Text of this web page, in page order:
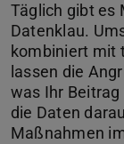
Täglich gibt es
Datenklau.
kombiniert mit
lassen die
was Ihr Beitrag
die Daten
Maßnahmen